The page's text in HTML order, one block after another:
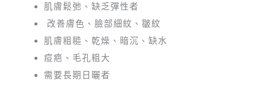
肌膚鬆弛、缺乏彈性者
改善膚色、臉部細紋、皺紋
肌膚粗糙、乾燥、暗沉、缺水
痘疤、毛孔粗大
需要長期日曬者